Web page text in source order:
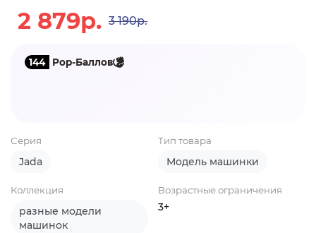
2 879р. 3 190р.
144 Pop-Баллов
Серия
Jada
Тип товара
Модель машинки
Коллекция
разные модели
машинок
Возрастные ограничения
3+